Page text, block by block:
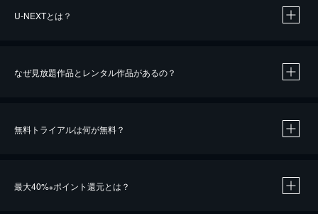
U-NEXTとは？
なぜ見放題作品とレンタル作品があるの？
無料トライアルは何が無料？
最大40%※ポイント還元とは？